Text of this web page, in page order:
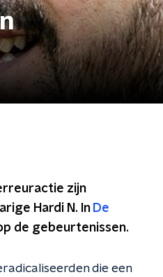
zijn
Hardi N. In De
de gebeurtenissen.
die een